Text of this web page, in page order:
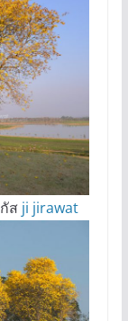
ส ji jirawat